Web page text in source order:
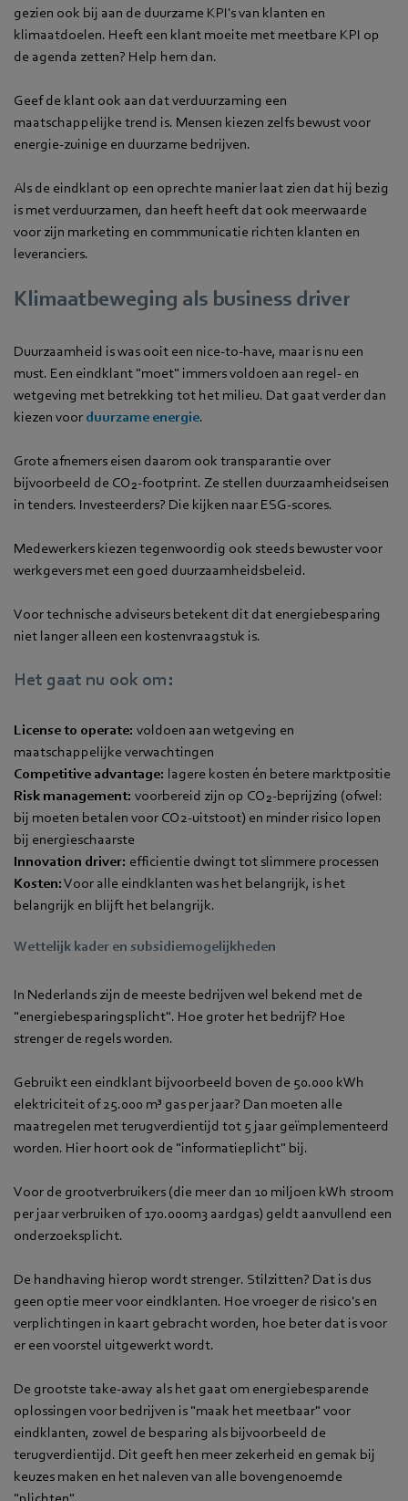
gezien ook bij aan de duurzame KPI's van klanten en
klimaatdoelen. Heeft een klant moeite met meetbare KPI op
de agenda zetten? Help hem dan.
Geef de klant ook aan dat verduurzaming een
maatschappelijke trend is. Mensen kiezen zelfs bewust voor
energie-zuinige en duurzame bedrijven.
Als de eindklant op een oprechte manier laat zien dat hij bezig
is met verduurzamen, dan heeft heeft dat ook meerwaarde
voor zijn marketing en commmunicatie richten klanten en
leveranciers.
Klimaatbeweging als business driver
Duurzaamheid is was ooit een nice-to-have, maar is nu een
must. Een eindklant "moet" immers voldoen aan regel- en
wetgeving met betrekking tot het milieu. Dat gaat verder dan
kiezen voor duurzame energie.
Grote afnemers eisen daarom ook transparantie over
bijvoorbeeld de CO₂-footprint. Ze stellen duurzaamheidseisen
in tenders. Investeerders? Die kijken naar ESG-scores.
Medewerkers kiezen tegenwoordig ook steeds bewuster voor
werkgevers met een goed duurzaamheidsbeleid.
Voor technische adviseurs betekent dit dat energiebesparing
niet langer alleen een kostenvraagstuk is.
Het gaat nu ook om:
License to operate: voldoen aan wetgeving en
maatschappelijke verwachtingen
Competitive advantage: lagere kosten én betere marktpositie
Risk management: voorbereid zijn op CO₂-beprijzing (ofwel:
bij moeten betalen voor CO2-uitstoot) en minder risico lopen
bij energieschaarste
Innovation driver: efficientie dwingt tot slimmere processen
Kosten:Voor alle eindklanten was het belangrijk, is het
belangrijk en blijft het belangrijk.
Wettelijk kader en subsidiemogelijkheden
In Nederlands zijn de meeste bedrijven wel bekend met de
"energiebesparingsplicht". Hoe groter het bedrijf? Hoe
strenger de regels worden.
Gebruikt een eindklant bijvoorbeeld boven de 50.000 kWh
elektriciteit of 25.000 m³ gas per jaar? Dan moeten alle
maatregelen met terugverdientijd tot 5 jaar geïmplementeerd
worden. Hier hoort ook de "informatieplicht" bij.
Voor de grootverbruikers (die meer dan 10 miljoen kWh stroom
per jaar verbruiken of 170.000m3 aardgas) geldt aanvullend een
onderzoeksplicht.
De handhaving hierop wordt strenger. Stilzitten? Dat is dus
geen optie meer voor eindklanten. Hoe vroeger de risico's en
verplichtingen in kaart gebracht worden, hoe beter dat is voor
er een voorstel uitgewerkt wordt.
De grootste take-away als het gaat om energiebesparende
oplossingen voor bedrijven is "maak het meetbaar" voor
eindklanten, zowel de besparing als bijvoorbeeld de
terugverdientijd. Dit geeft hen meer zekerheid en gemak bij
keuzes maken en het naleven van alle bovengenoemde